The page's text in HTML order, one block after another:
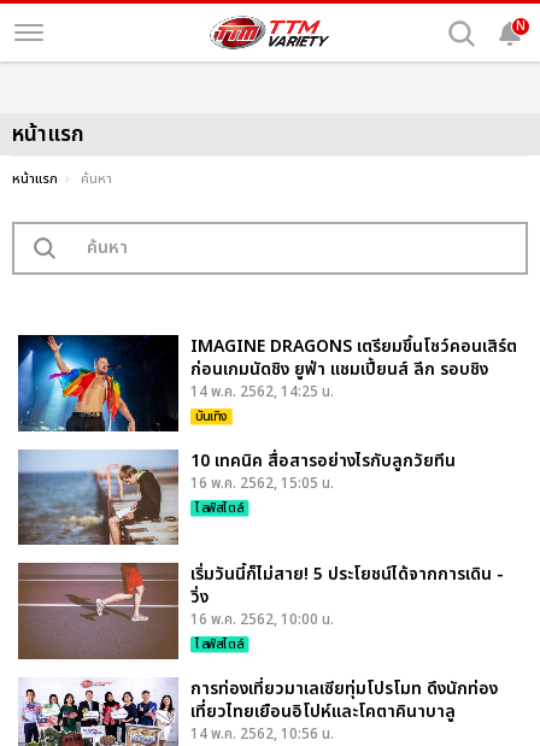
N
หน้าแรก
หน้าแรก ค้นหา
IMAGINE DRAGONS เตรียมขึ้นโชว์คอนเสิร์ต
ก่อนเกมนัดชิง ยูฟ่า แชมเปี้ยนส์ ลีก รอบชิง
14 พ.ค. 2562, 14:25 น.
บันเทิง
10 เทคนิค สื่อสารอย่างไรกับลูกวัยทีน
16 พ.ค. 2562, 15:05 น.
ไลฟ์สไตล์
เริ่มวันนี้ก็ไม่สาย! 5 ประโยชน์ได้จากการเดิน -
วิ่ง
16 พ.ค. 2562, 10:00 น.
ไลฟ์สไตล์
การท่องเที่ยวมาเลเซียทุ่มโปรโมท ดึงนักท่อง
เที่ยวไทยเยือนอิโปห์และโคตาคินาบาลู
14 พ.ค. 2562, 10:56 น.